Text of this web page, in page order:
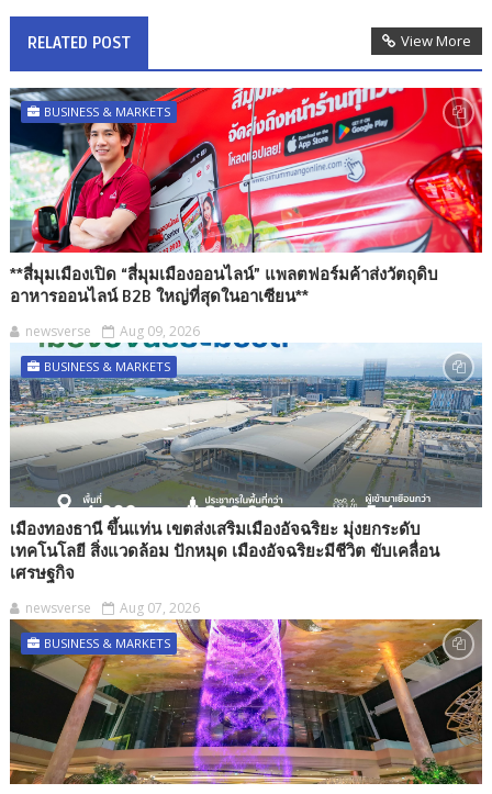
RELATED POST View More
BUSINESS & MARKETS
**สี่มุมเมืองเปิด “สี่มุมเมืองออนไลน์” แพลตฟอร์มค้าส่งวัตถุดิบ
อาหารออนไลน์ B2B ใหญ่ที่สุดในอาเซียน**
newsverse Aug 09, 2026
BUSINESS & MARKETS
เมืองทองธานี ขึ้นแท่น เขตส่งเสริมเมืองอัจฉริยะ มุ่งยกระดับ
เทคโนโลยี สิ่งแวดล้อม ปักหมุด เมืองอัจฉริยะมีชีวิต ขับเคลื่อน
เศรษฐกิจ
newsverse Aug 07, 2026
BUSINESS & MARKETS